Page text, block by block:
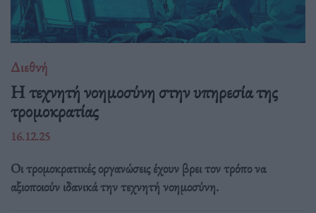
Διεθνή
Η τεχνητή νοημοσύνη στην υπηρεσία της
τρομοκρατίας
16.12.25
Οι τρομοκρατικές οργανώσεις έχουν βρει τον τρόπο να
αξιοποιούν ιδανικά την τεχνητή νοημοσύνη.